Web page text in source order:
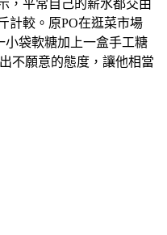
，平常自己的薪水都交由
計較。原PO在逛菜市場
小袋軟糖加上一盒手工糖
不願意的態度，讓他相當